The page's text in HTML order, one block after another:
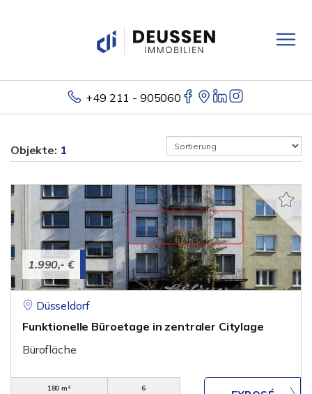
+49 211 - 905060
Objekte: 1
1.990,- €
Düsseldorf
Funktionelle Büroetage in zentraler Citylage
Bürofläche
180 m²
6